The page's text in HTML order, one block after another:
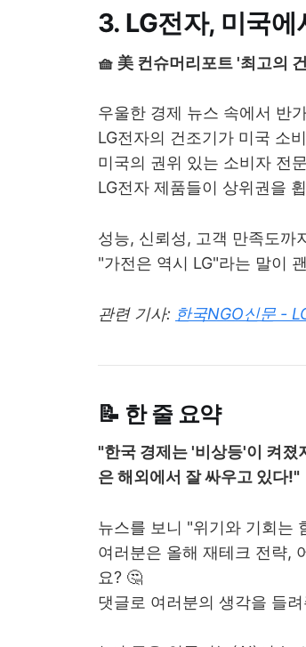
3. LG전자, 미국
🧺 美 컨슈머리포트 '최고의
우울한 경제 뉴스 속에서 반
LG전자의 건조기가 미국 소
미국의 권위 있는 소비자 전
LG전자 제품들이 상위권을
성능, 신뢰성, 고객 만족도까
"가전은 역시 LG"라는 말이
관련 기사: 한국NGO신문 -
📝 한 줄 요약
"한국 경제는 '비상등'이 켜졌
은 해외에서 잘 싸우고 있다!"
뉴스를 보니 "위기와 기회는
여러분은 올해 재테크 전략,
요? 🤔
댓글로 여러분의 생각을 들